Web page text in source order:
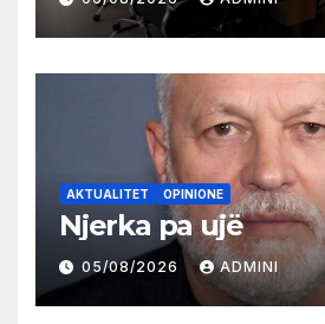
AKTUALITET OPINIONE
Njerka pa ujë
05/08/2026 ADMINI